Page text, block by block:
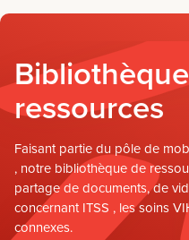
ressources
Faisant partie du pôle de
, notre bibliothèque de
partage de documents, de
concernant ITSS , les soins
connexes.